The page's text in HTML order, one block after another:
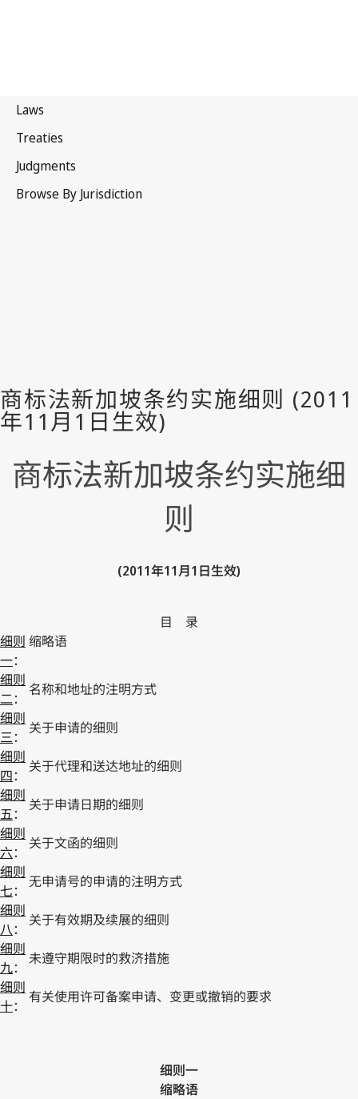
商标法新加坡条约实施细
则
(2011年11月1日生效)
目 录
细则
一：
缩略语
细则
二：
名称和地址的注明方式
细则
三：
关于申请的细则
细则
四：
关于代理和送达地址的细则
细则
五：
关于申请日期的细则
细则
六：
关于文函的细则
细则
七：
无申请号的申请的注明方式
细则
八：
关于有效期及续展的细则
细则
九：
未遵守期限时的救济措施
细则
十：
有关使用许可备案申请、变更或撤销的要求
细则一
缩略语